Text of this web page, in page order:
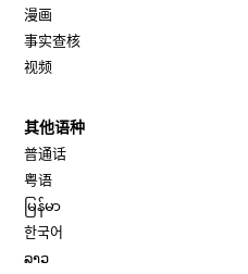
漫画
事实查核
视频
其他语种
普通话
粤语
မြန်မာ
한국어
ລາວ